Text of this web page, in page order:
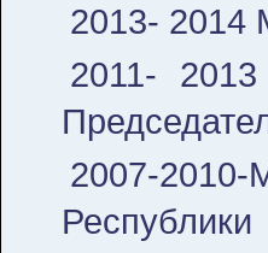
2013- 2014
2011-
2007-
Республики